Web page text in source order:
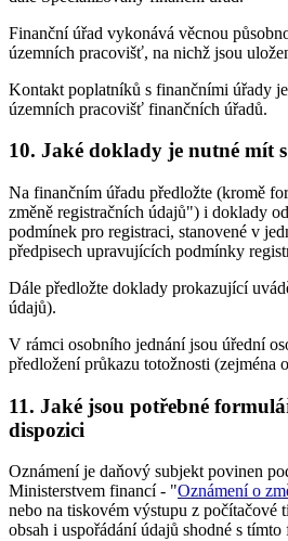
Finanční úřad vykonává věcnou
územních pracovišť, na nichž jsou
Kontakt poplatníků s finančními úřady
územních pracovišť finančních úřadů.
10. Jaké doklady je nutné mít s
Na finančním úřadu předložte (kromě
změně registračních údajů") i doklady
podmínek pro registraci, stanovené v
předpisech upravujících podmínky
Dále předložte doklady prokazující
údajů).
V rámci osobního jednání jsou úřední
předložení průkazu totožnosti (zejména
11. Jaké jsou potřebné
dispozici
Oznámení je daňový subjekt povinen
Ministerstvem financí - "Oznámení o
nebo na tiskovém výstupu z počítačové
obsah i uspořádání údajů shodné s tímto